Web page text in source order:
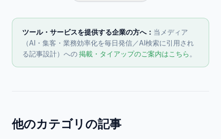
ツール・サービスを提供する企業の方へ： 当メディア
（AI・集客・業務効率化を毎日発信／AI検索に引用され
る記事設計）への掲載・タイアップのご案内はこちら。
他のカテゴリの記事